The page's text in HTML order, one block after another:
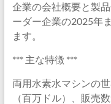
企業の会社概要と製
ーダー企業の2025年
ます。
*** 主な特徴 ***
両用水素水マシンの
（百万ドル）、販売